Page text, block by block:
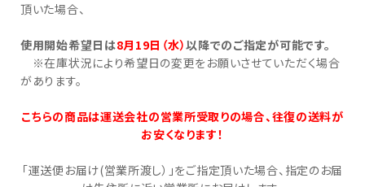
お気に入り一覧
閲覧履歴一覧
農業資材
頂いた場合、
使用開始希望日は8月19日（水）以降でのご指定が可能です。
※在庫状況により希望日の変更をお願いさせていただく場合
があります。
こちらの商品は運送会社の営業所受取りの場合、往復の送料が
お安くなります！
「運送便お届け(営業所渡し）」をご指定頂いた場合、指定のお届